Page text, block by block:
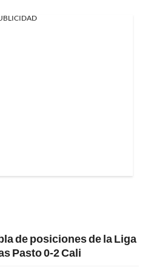
de posiciones de la Liga
Pasto 0-2 Cali